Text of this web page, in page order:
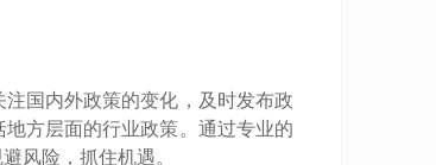
国内外政策的变化，及时发布政
方层面的行业政策。通过专业的
风险，抓住机遇。